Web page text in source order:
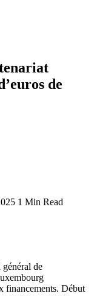
de
1 Min Read
général de
financements. Début